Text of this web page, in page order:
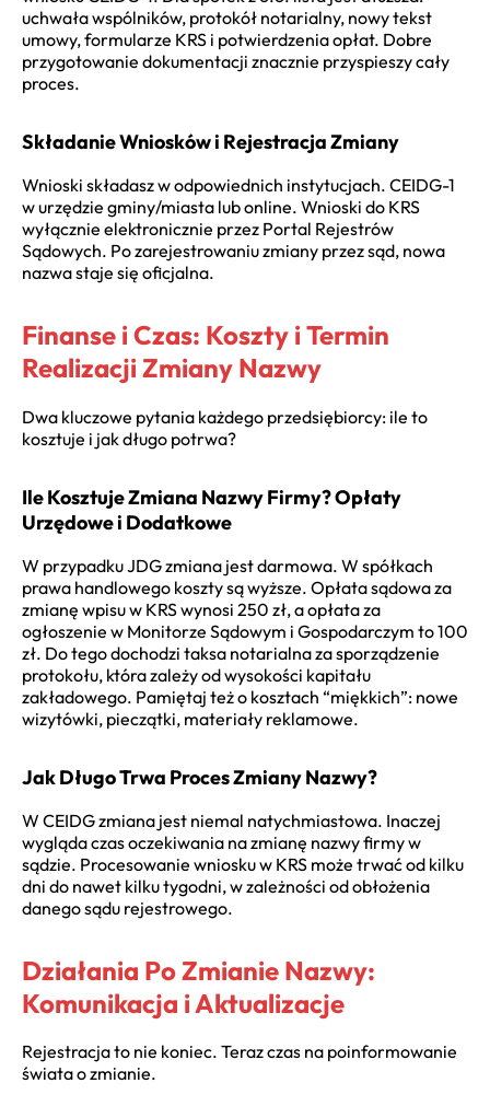
uchwała wspólników, protokół notarialny, nowy tekst
umowy, formularze KRS i potwierdzenia opłat. Dobre
przygotowanie dokumentacji znacznie przyspieszy cały
proces.
Składanie Wniosków i Rejestracja Zmiany
Wnioski składasz w odpowiednich instytucjach. CEIDG-1
w urzędzie gminy/miasta lub online. Wnioski do KRS
wyłącznie elektronicznie przez Portal Rejestrów
Sądowych. Po zarejestrowaniu zmiany przez sąd, nowa
nazwa staje się oficjalna.
Finanse i Czas: Koszty i Termin
Realizacji Zmiany Nazwy
Dwa kluczowe pytania każdego przedsiębiorcy: ile to
kosztuje i jak długo potrwa?
Ile Kosztuje Zmiana Nazwy Firmy? Opłaty
Urzędowe i Dodatkowe
W przypadku JDG zmiana jest darmowa. W spółkach
prawa handlowego koszty są wyższe. Opłata sądowa za
zmianę wpisu w KRS wynosi 250 zł, a opłata za
ogłoszenie w Monitorze Sądowym i Gospodarczym to 100
zł. Do tego dochodzi taksa notarialna za sporządzenie
protokołu, która zależy od wysokości kapitału
zakładowego. Pamiętaj też o kosztach “miękkich”: nowe
wizytówki, pieczątki, materiały reklamowe.
Jak Długo Trwa Proces Zmiany Nazwy?
W CEIDG zmiana jest niemal natychmiastowa. Inaczej
wygląda czas oczekiwania na zmianę nazwy firmy w
sądzie. Procesowanie wniosku w KRS może trwać od kilku
dni do nawet kilku tygodni, w zależności od obłożenia
danego sądu rejestrowego.
Działania Po Zmianie Nazwy:
Komunikacja i Aktualizacje
Rejestracja to nie koniec. Teraz czas na poinformowanie
świata o zmianie.